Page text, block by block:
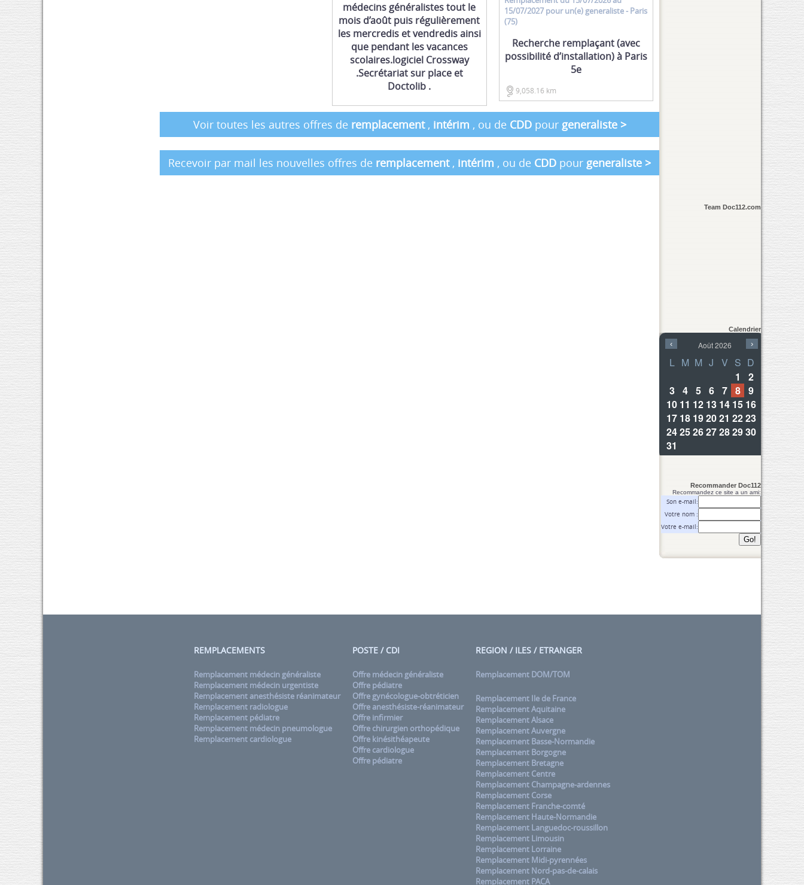
médecins généralistes tout le
mois d’août puis régulièrement
les mercredis et vendredis ainsi
que pendant les vacances
scolaires.logiciel Crossway
.Secrétariat sur place et
Doctolib .
15/07/2027 pour un(e) generaliste- Paris
(75)
Recherche remplaçant (avec
possibilité d’installation) à Paris
5e
9,058.16 km
Voir toutes les autres offres de remplacement , intérim , ou de CDDpour generaliste >
Recevoir par mail les nouvelles offres de remplacement , intérim , ou de CDD pour generaliste >
Team Doc112.com
Calendrier
Recommander Doc112
Recommandez ce site a un ami:
Son e-mail:
Votre nom :
Votre e-mail:
REMPLACEMENTS
Remplacement médecin généraliste
Remplacement médecin urgentiste
Remplacement anesthésiste réanimateur
Remplacement radiologue
Remplacement pédiatre
Remplacement médecin pneumologue
Remplacement cardiologue
POSTE / CDI
Offre médecin généraliste
Offre pédiatre
Offre gynécologue-obtréticien
Offre anesthésiste-réanimateur
Offre infirmier
Offre chirurgien orthopédique
Offre kinésithéapeute
Offre cardiologue
Offre pédiatre
REGION / ILES / ETRANGER
Remplacement DOM/TOM
Remplacement Ile de France
Remplacement Aquitaine
Remplacement Alsace
Remplacement Auvergne
Remplacement Basse-Normandie
Remplacement Borgogne
Remplacement Bretagne
Remplacement Centre
Remplacement Champagne-ardennes
Remplacement Corse
Remplacement Franche-comté
Remplacement Haute-Normandie
Remplacement Languedoc-roussillon
Remplacement Limousin
Remplacement Lorraine
Remplacement Midi-pyrennées
Remplacement Nord-pas-de-calais
Remplacement PACA